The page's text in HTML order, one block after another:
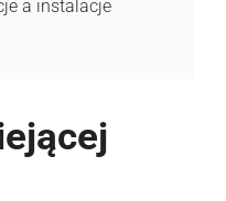
a instalacje